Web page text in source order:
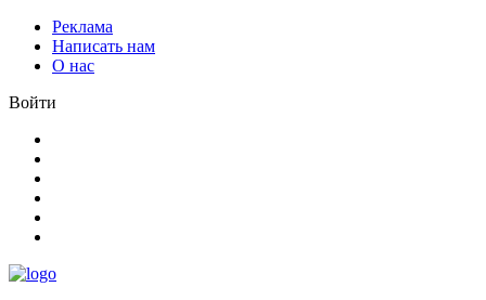
Реклама
Написать нам
О нас
Войти